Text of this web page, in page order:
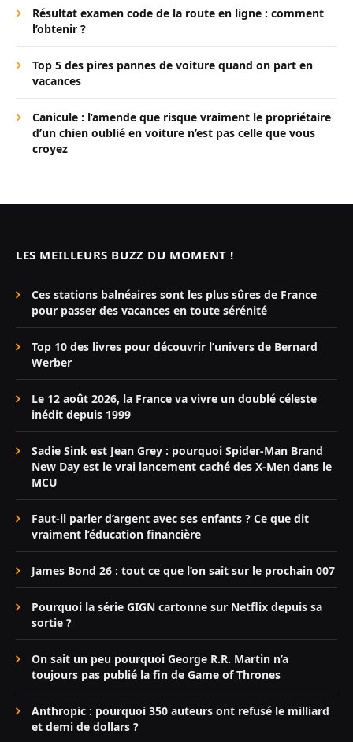
Résultat examen code de la route en ligne : comment
l’obtenir ?
Top 5 des pires pannes de voiture quand on part en
vacances
Canicule : l’amende que risque vraiment le propriétaire
d’un chien oublié en voiture n’est pas celle que vous
croyez
LES MEILLEURS BUZZ DU MOMENT !
Ces stations balnéaires sont les plus sûres de France
pour passer des vacances en toute sérénité
Top 10 des livres pour découvrir l’univers de Bernard
Werber
Le 12 août 2026, la France va vivre un doublé céleste
inédit depuis 1999
Sadie Sink est Jean Grey : pourquoi Spider-Man Brand
New Day est le vrai lancement caché des X-Men dans le
MCU
Faut-il parler d’argent avec ses enfants ? Ce que dit
vraiment l’éducation financière
James Bond 26 : tout ce que l’on sait sur le prochain 007
Pourquoi la série GIGN cartonne sur Netflix depuis sa
sortie ?
On sait un peu pourquoi George R.R. Martin n’a
toujours pas publié la fin de Game of Thrones
Anthropic : pourquoi 350 auteurs ont refusé le milliard
et demi de dollars ?